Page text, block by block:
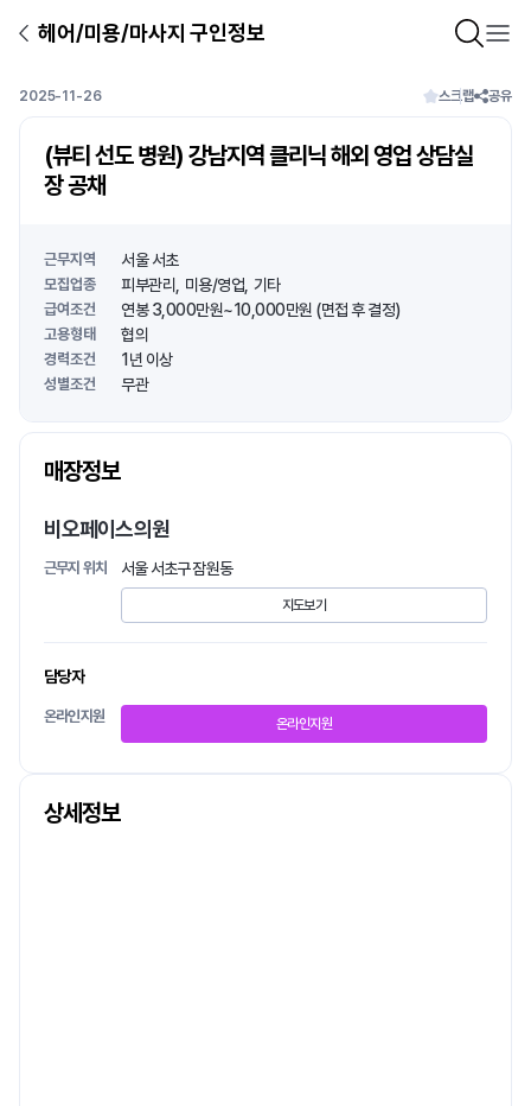
헤어/미용/마사지 구인정보
2025-11-26 스크랩 공유
(뷰티 선도 병원) 강남지역 클리닉 해외 영업 상담실
장 공채
근무지역 서울 서초
모집업종 피부관리 미용/영업 기타
급여조건 연봉 3,000만원~10,000만원 (면접 후 결정)
고용형태 협의
경력조건 1년 이상
성별조건 무관
매장정보
비오페이스의원
근무지 위치 서울 서초구 잠원동
지도보기
담당자
온라인지원 온라인지원
상세정보